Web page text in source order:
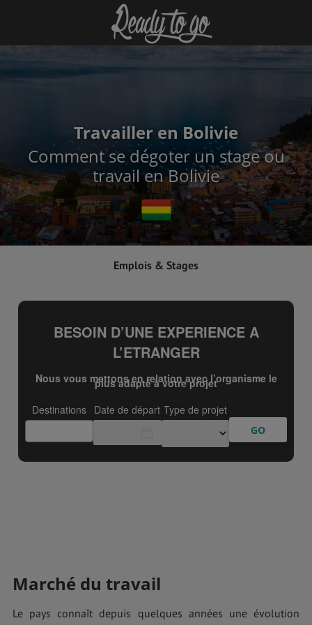
Travailler en Bolivie
Comment se dégoter un stage ou
travail en Bolivie
Emplois & Stages
Marché du travail
Le pays connaît depuis quelques années une évolution